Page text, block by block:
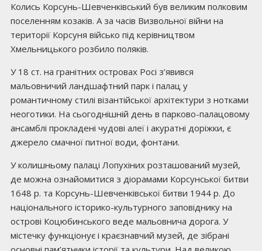
Колись Корсунь-Шевченківський був великим полковим
поселенням козаків. А за часів Визвольної війни на
території Корсуня військо під керівництвом
Хмельницького розбило поляків.
У 18 ст. на гранітних островах Росі з’явився
мальовничий ландшафтний парк і палац у
романтичному стилі візантійської архітектури з нотками
неоготики. На сьогоднішній день в парково-палацовому
ансамблі прокладені чудові алеї і акуратні доріжки, є
джерело смачної питної води, фонтани.
У колишньому палаці Лопухіних розташований музей,
де можна ознайомитися з діорамами Корсунської битви
1648 р. та Корсунь-Шевченківської битви 1944 р. До
національного історико-культурного заповіднику на
острові Коцюбинського веде мальовнича дорога. У
містечку функціонує і краєзнавчий музей, де зібрані